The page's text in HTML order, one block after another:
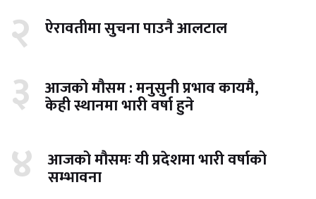
२ ऐरावतीमा सुचना पाउनै आलटाल
३ आजको मौसम : मनुसुनी प्रभाव कायमै,
केही स्थानमा भारी वर्षा हुने
४ आजको मौसमः यी प्रदेशमा भारी वर्षाको
सम्भावना